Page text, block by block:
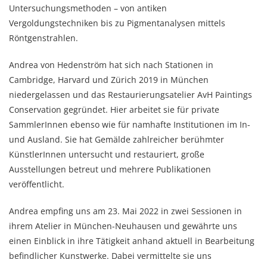
Untersuchungsmethoden – von antiken
Vergoldungstechniken bis zu Pigmentanalysen mittels
Röntgenstrahlen.
Andrea von Hedenström hat sich nach Stationen in
Cambridge, Harvard und Zürich 2019 in München
niedergelassen und das Restaurierungsatelier AvH Paintings
Conservation gegründet. Hier arbeitet sie für private
SammlerInnen ebenso wie für namhafte Institutionen im In-
und Ausland. Sie hat Gemälde zahlreicher berühmter
KünstlerInnen untersucht und restauriert, große
Ausstellungen betreut und mehrere Publikationen
veröffentlicht.
Andrea empfing uns am 23. Mai 2022 in zwei Sessionen in
ihrem Atelier in München-Neuhausen und gewährte uns
einen Einblick in ihre Tätigkeit anhand aktuell in Bearbeitung
befindlicher Kunstwerke. Dabei vermittelte sie uns